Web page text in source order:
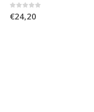
0sur 5
€24,20